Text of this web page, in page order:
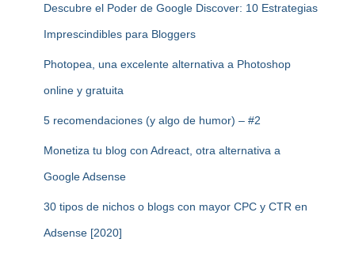
Descubre el Poder de Google Discover: 10 Estrategias
Imprescindibles para Bloggers
Photopea, una excelente alternativa a Photoshop
online y gratuita
5 recomendaciones (y algo de humor) – #2
Monetiza tu blog con Adreact, otra alternativa a
Google Adsense
30 tipos de nichos o blogs con mayor CPC y CTR en
Adsense [2020]